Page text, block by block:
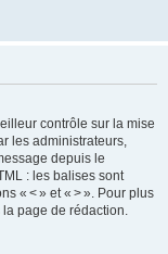
contrôle sur la mise
les administrateurs,
depuis le
: les balises sont
« < » et « > ». Pour plus
page de rédaction.